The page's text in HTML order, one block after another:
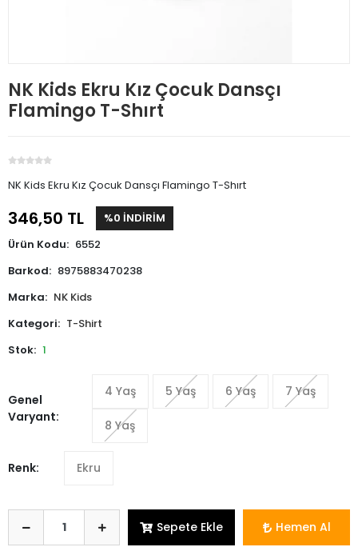
NK Kids Ekru Kız Çocuk Dansçı
Flamingo T-Shırt
NK Kids Ekru Kız Çocuk Dansçı Flamingo T-Shırt
346,50 TL
%0 İNDİRİM
Ürün Kodu: 6552
Barkod: 8975883470238
Marka: NK Kids
Kategori: T-Shirt
Stok: 1
Genel
Varyant:
4 Yaş 5 Yaş 6 Yaş 7 Yaş
8 Yaş
Renk: Ekru
Sepete Ekle Hemen Al